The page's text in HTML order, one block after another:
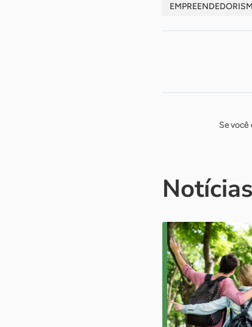
Se você